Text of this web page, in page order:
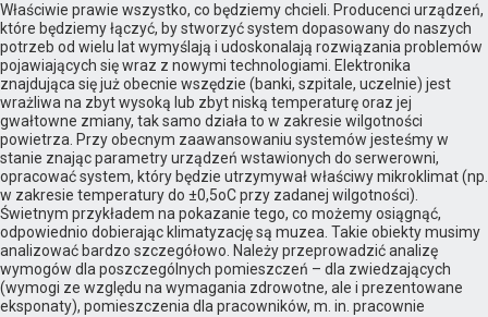
Właściwie prawie wszystko, co będziemy chcieli. Producenci urządzeń,
które będziemy łączyć, by stworzyć system dopasowany do naszych
potrzeb od wielu lat wymyślają i udoskonalają rozwiązania problemów
pojawiających się wraz z nowymi technologiami. Elektronika
znajdująca się już obecnie wszędzie (banki, szpitale, uczelnie) jest
wrażliwa na zbyt wysoką lub zbyt niską temperaturę oraz jej
gwałtowne zmiany, tak samo działa to w zakresie wilgotności
powietrza. Przy obecnym zaawansowaniu systemów jesteśmy w
stanie znając parametry urządzeń wstawionych do serwerowni,
opracować system, który będzie utrzymywał właściwy mikroklimat (np.
w zakresie temperatury do ±0,5oC przy zadanej wilgotności).
Świetnym przykładem na pokazanie tego, co możemy osiągnąć,
odpowiednio dobierając klimatyzację są muzea. Takie obiekty musimy
analizować bardzo szczegółowo. Należy przeprowadzić analizę
wymogów dla poszczególnych pomieszczeń – dla zwiedzających
(wymogi ze względu na wymagania zdrowotne, ale i prezentowane
eksponaty), pomieszczenia dla pracowników, m. in. pracownie